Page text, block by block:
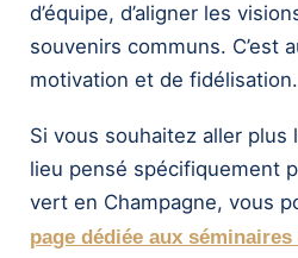
d’équipe, d’aligner les
souvenirs communs. C’est
motivation et de fidélisation.
Si vous souhaitez aller plus
lieu pensé spécifiquement
vert en Champagne, vous
page dédiée aux